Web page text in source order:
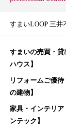
すまいLOOP 三
すまいの売買・貸
ハウス】
リフォームご優
の建物】
家具・インテリア
ンテック】